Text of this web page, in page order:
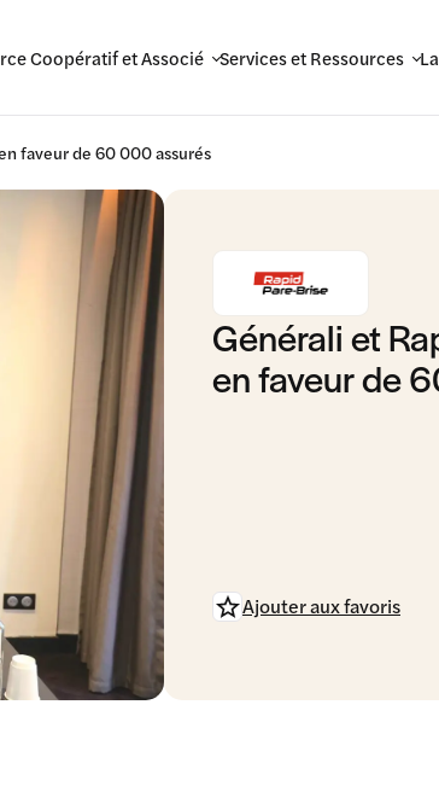
Coopératif et Associé Services et Ressources
faveur de 60 000 assurés
Générali et
en faveur de
Ajouter aux favoris